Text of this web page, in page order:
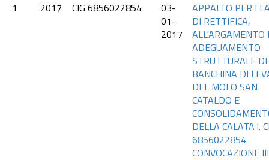
1
2017 CIG 6856022854
03-
01-
2017
APPALTO PER I
DI RETTIFICA,
ALL'ARGAMENTO
ADEGUAMENTO
STRUTTURALE
BANCHINA DI
DEL MOLO SAN
CATALDO E
DELLA CALATA l.
6856022854.
CONVOCAZIONE III